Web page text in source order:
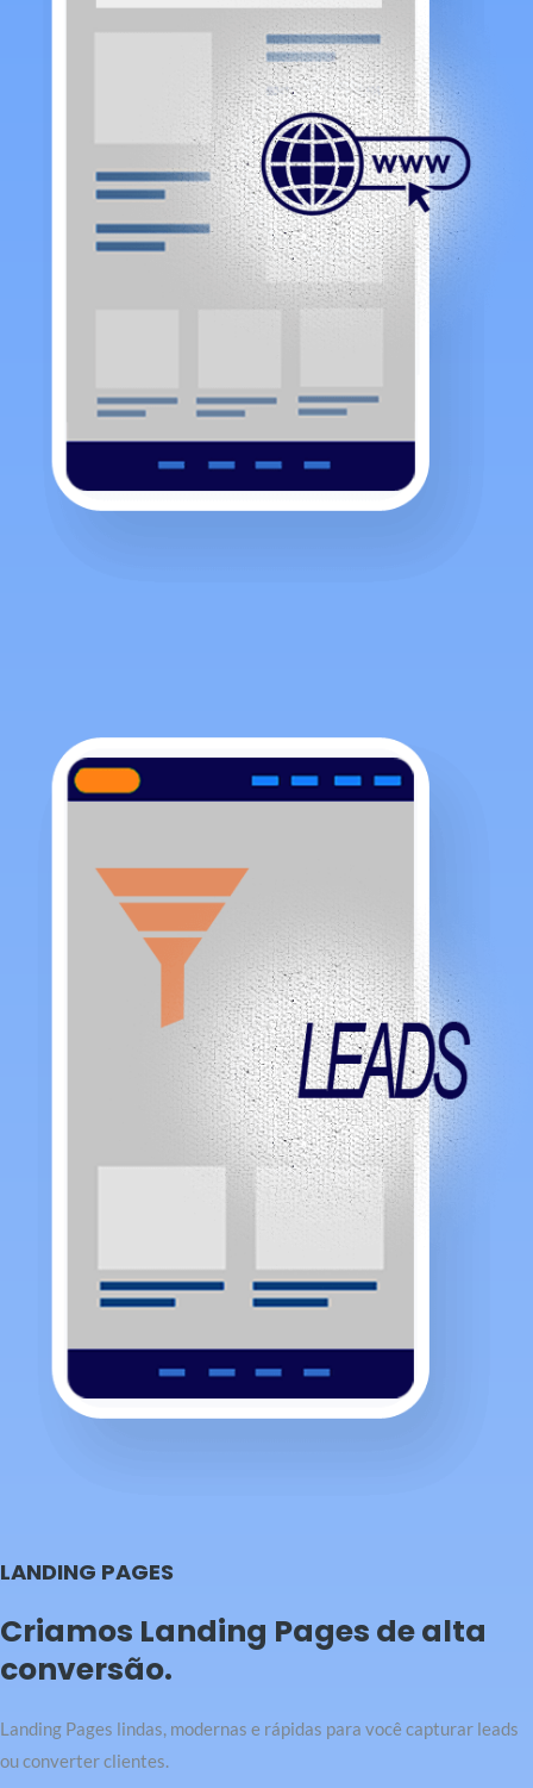
LANDING PAGES
Criamos Landing Pages de alta
conversão.
Landing Pages lindas, modernas e rápidas para você capturar leads
ou converter clientes.